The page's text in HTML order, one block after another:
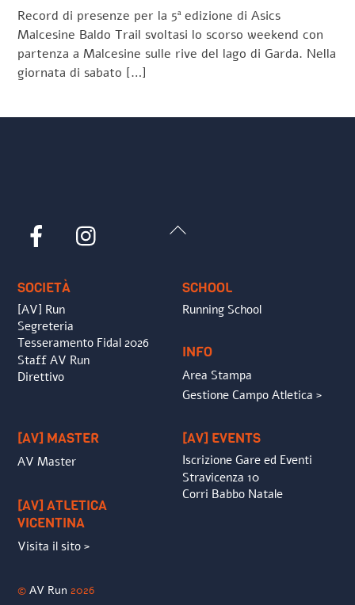
Record di presenze per la 5ª edizione di Asics
Malcesine Baldo Trail svoltasi lo scorso weekend con
partenza a Malcesine sulle rive del lago di Garda. Nella
giornata di sabato […]
Back
Facebook
SOCIETÀ
[AV] Run
Segreteria
Tesseramento Fidal 2026
Staff AV Run
Direttivo
SCHOOL
Running School
INFO
Area Stampa
Gestione Campo Atletica >
[AV] MASTER
AV Master
[AV] ATLETICA
VICENTINA
Visita il sito >
[AV] EVENTS
Iscrizione Gare ed Eventi
Stravicenza 10
Corri Babbo Natale
©AV Run 2026